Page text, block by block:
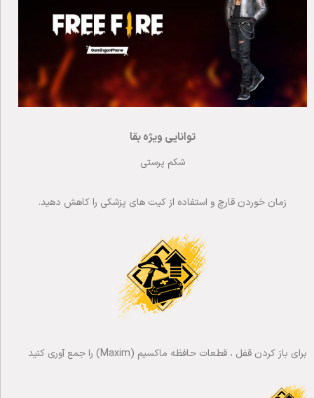
توانایی ویژه بقا
شکم پرستی
زمان خوردن قارچ و استفاده از کیت های پزشکی را کاهش دهید.
برای باز کردن قفل ، قطعات حافظه ماکسیم (Maxim) را جمع آوری کنید